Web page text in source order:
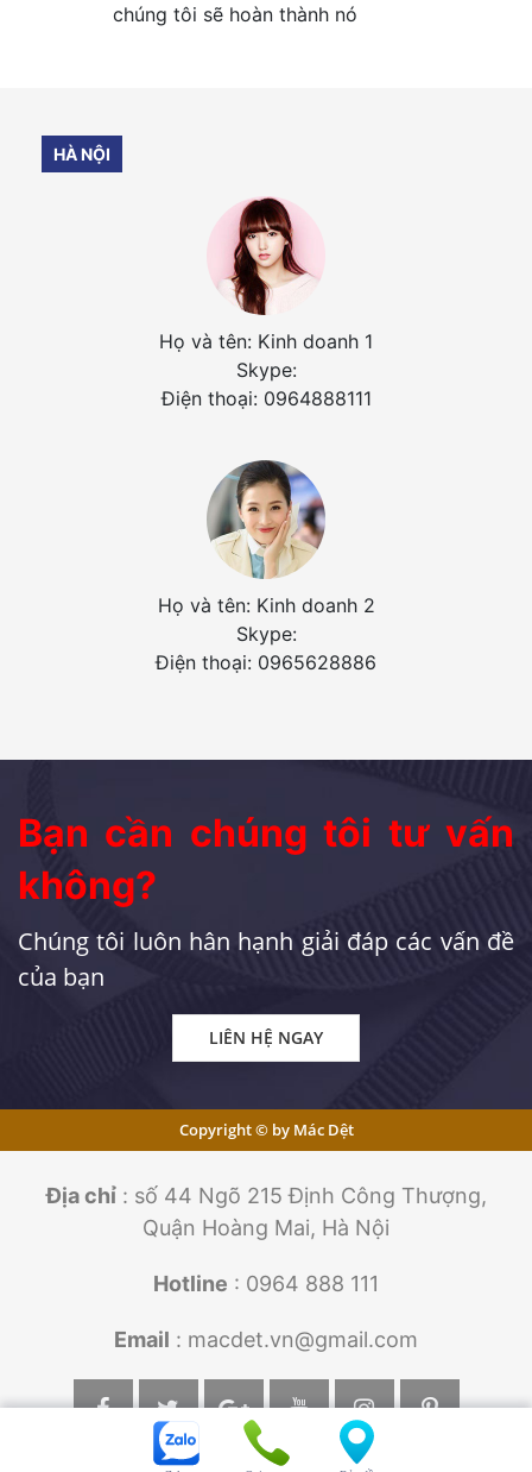
chúng tôi sẽ hoàn thành nó
HÀ NỘI
Họ và tên: Kinh doanh 1
Skype:
Điện thoại: 0964888111
Họ và tên: Kinh doanh 2
Skype:
Điện thoại: 0965628886
Bạn cần chúng tôi tư vấn
không?
Chúng tôi luôn hân hạnh giải đáp các vấn đề
của bạn
LIÊN HỆ NGAY
Copyright © by Mác Dệt
Địa chỉ: số 44 Ngõ 215 Định Công Thượng,
Quận Hoàng Mai, Hà Nội
Hotline : 0964 888 111
Email : macdet.vn@gmail.com